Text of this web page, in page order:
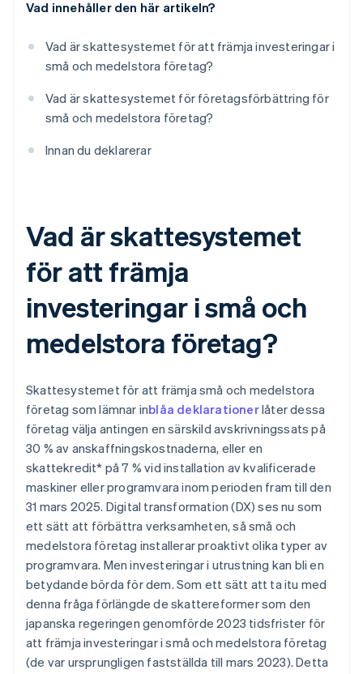
Vad innehåller den här artikeln?
Vad är skattesystemet för att främja investeringar i
små och medelstora företag?
Vad är skattesystemet för företagsförbättring för
små och medelstora företag?
Innan du deklarerar
Vad är skattesystemet
för att främja
investeringar i små och
medelstora företag?
Skattesystemet för att främja små och medelstora
företag som lämnar inblåa deklarationerlåter dessa
företag välja antingen en särskild avskrivningssats på
30 % av anskaffningskostnaderna, eller en
skattekredit* på 7 % vid installation av kvalificerade
maskiner eller programvara inom perioden fram till den
31 mars 2025. Digital transformation (DX) ses nu som
ett sätt att förbättra verksamheten, så små och
medelstora företag installerar proaktivt olika typer av
programvara. Men investeringar i utrustning kan bli en
betydande börda för dem. Som ett sätt att ta itu med
denna fråga förlängde de skattereformer som den
japanska regeringen genomförde 2023 tidsfrister för
att främja investeringar i små och medelstora företag
(de var ursprungligen fastställda till mars 2023). Detta